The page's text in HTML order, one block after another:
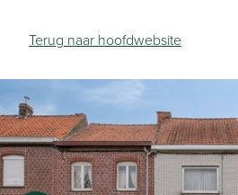
Terug naar hoofdwebsite